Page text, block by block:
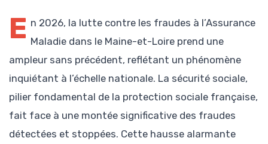
E n 2026, la lutte contre les fraudes à l’Assurance
Maladie dans le Maine-et-Loire prend une
ampleur sans précédent, reflétant un phénomène
inquiétant à l’échelle nationale. La sécurité sociale,
pilier fondamental de la protection sociale française,
fait face à une montée significative des fraudes
détectées et stoppées. Cette hausse alarmante